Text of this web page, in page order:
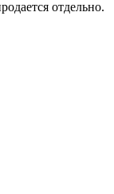
отдельно.